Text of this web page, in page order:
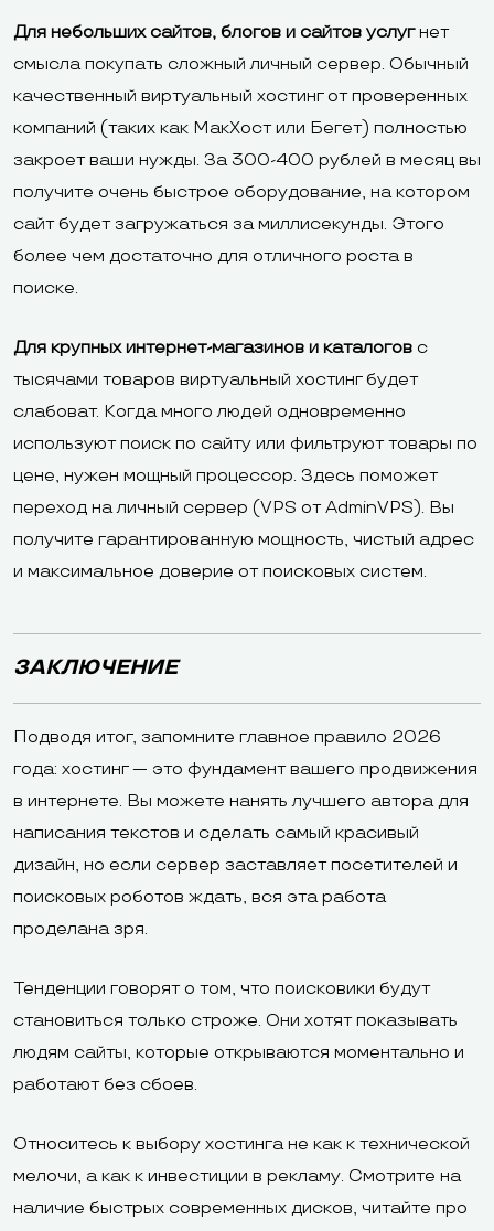
Для небольших сайтов, блогов и сайтов услугнет
смысла покупать сложный личный сервер. Обычный
качественный виртуальный хостинг от проверенных
компаний (таких как МакХост или Бегет) полностью
закроет ваши нужды. За 300-400 рублей в месяц вы
получите очень быстрое оборудование, на котором
сайт будет загружаться за миллисекунды. Этого
более чем достаточно для отличного роста в
поиске.
Для крупных интернет-магазинов и каталогов с
тысячами товаров виртуальный хостинг будет
слабоват. Когда много людей одновременно
используют поиск по сайту или фильтруют товары по
цене, нужен мощный процессор. Здесь поможет
переход на личный сервер (VPS от AdminVPS). Вы
получите гарантированную мощность, чистый адрес
и максимальное доверие от поисковых систем.
ЗАКЛЮЧЕНИЕ
Подводя итог, запомните главное правило 2026
года: хостинг — это фундамент вашего продвижения
в интернете. Вы можете нанять лучшего автора для
написания текстов и сделать самый красивый
дизайн, но если сервер заставляет посетителей и
поисковых роботов ждать, вся эта работа
проделана зря.
Тенденции говорят о том, что поисковики будут
становиться только строже. Они хотят показывать
людям сайты, которые открываются моментально и
работают без сбоев.
Относитесь к выбору хостинга не как к технической
мелочи, а как к инвестиции в рекламу. Смотрите на
наличие быстрых современных дисков, читайте про